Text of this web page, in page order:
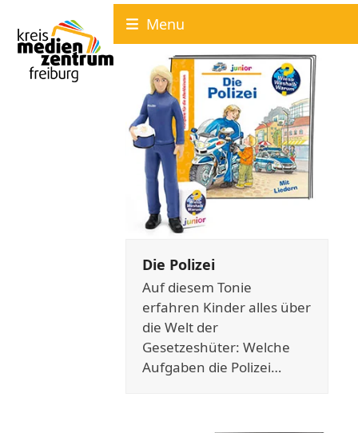
content
Menu
Die Polizei
Auf diesem Tonie
erfahren Kinder alles über
die Welt der
Gesetzeshüter: Welche
Aufgaben die Polizei…